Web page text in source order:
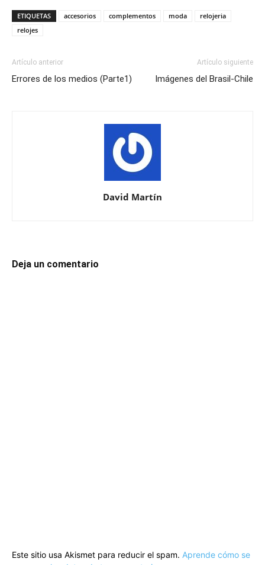
ETIQUETAS accesorios complementos moda
relojeria
relojes
Artículo anterior
Errores de los medios (Parte1)
Artículo siguiente
Imágenes del Brasil-Chile
David Martín
Deja un comentario
Este sitio usa Akismet para reducir el spam. Aprende cómo se